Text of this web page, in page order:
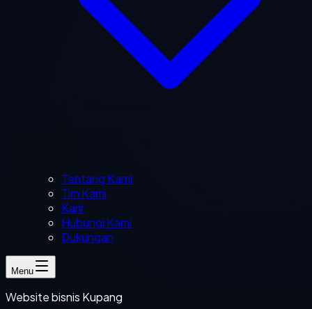
Tentang Kami
Tim Kami
Karir
Hubungi Kami
Dukungan
Menu
Website bisnis Kupang